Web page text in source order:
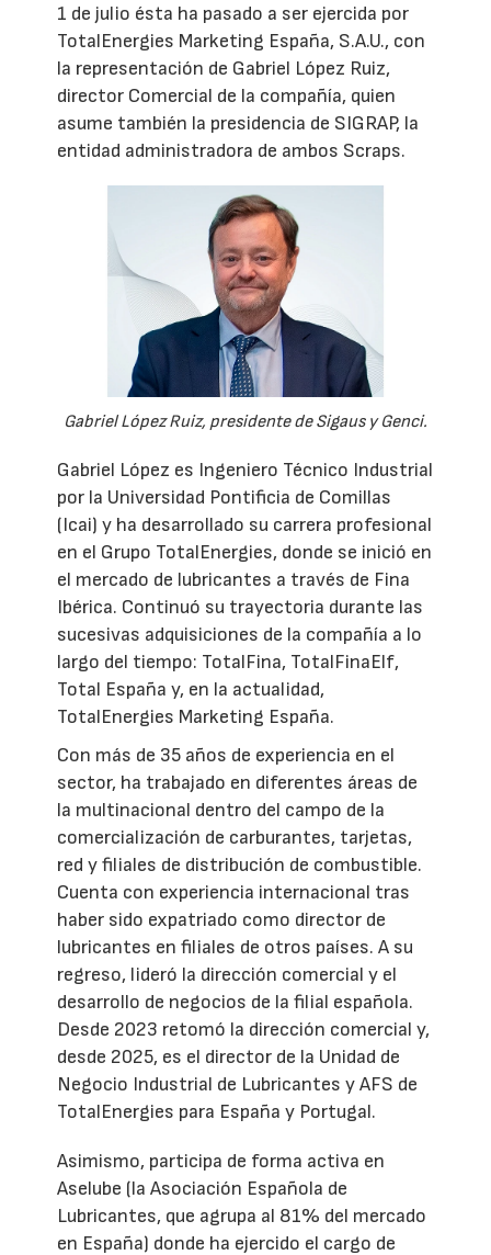
1 de julio ésta ha pasado a ser ejercida por
TotalEnergies Marketing España, S.A.U., con
la representación de Gabriel López Ruiz,
director Comercial de la compañía, quien
asume también la presidencia de SIGRAP, la
entidad administradora de ambos Scraps.
Gabriel López Ruiz, presidente de Sigaus y Genci.
Gabriel López es Ingeniero Técnico Industrial
por la Universidad Pontificia de Comillas
(Icai) y ha desarrollado su carrera profesional
en el Grupo TotalEnergies, donde se inició en
el mercado de lubricantes a través de Fina
Ibérica. Continuó su trayectoria durante las
sucesivas adquisiciones de la compañía a lo
largo del tiempo: TotalFina, TotalFinaElf,
Total España y, en la actualidad,
TotalEnergies Marketing España.
Con más de 35 años de experiencia en el
sector, ha trabajado en diferentes áreas de
la multinacional dentro del campo de la
comercialización de carburantes, tarjetas,
red y filiales de distribución de combustible.
Cuenta con experiencia internacional tras
haber sido expatriado como director de
lubricantes en filiales de otros países. A su
regreso, lideró la dirección comercial y el
desarrollo de negocios de la filial española.
Desde 2023 retomó la dirección comercial y,
desde 2025, es el director de la Unidad de
Negocio Industrial de Lubricantes y AFS de
TotalEnergies para España y Portugal.
Asimismo, participa de forma activa en
Aselube (la Asociación Española de
Lubricantes, que agrupa al 81% del mercado
en España) donde ha ejercido el cargo de